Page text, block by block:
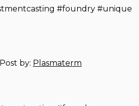
#foundry #unique
Post by: Plasmaterm